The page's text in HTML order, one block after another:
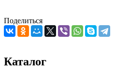
Поделиться
Каталог